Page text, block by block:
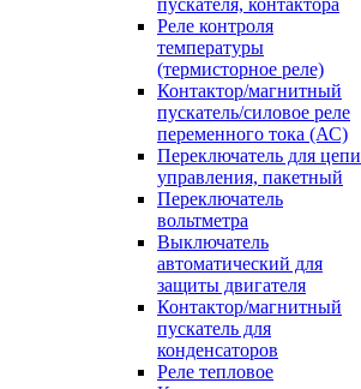
пускателя, контактора
Реле контроля
температуры
(термисторное реле)
Контактор/магнитный
пускатель/силовое реле
переменного тока (АС)
Переключатель для цепи
управления, пакетный
Переключатель
вольтметра
Выключатель
автоматический для
защиты двигателя
Контактор/магнитный
пускатель для
конденсаторов
Реле тепловое